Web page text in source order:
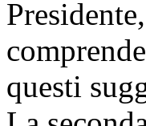
questi